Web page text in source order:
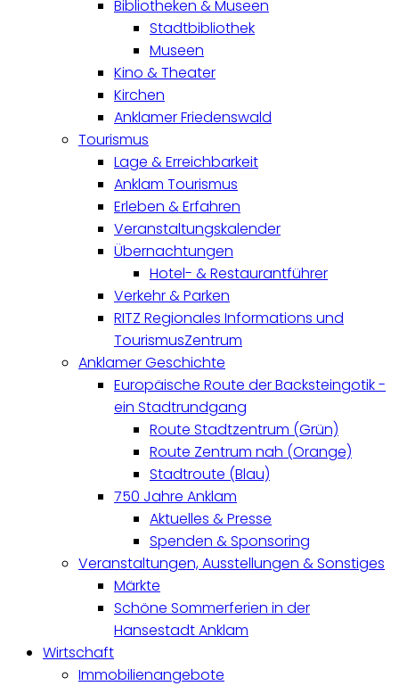
Bibliotheken & Museen
Stadtbibliothek
Museen
Kino & Theater
Kirchen
Anklamer Friedenswald
Tourismus
Lage & Erreichbarkeit
Anklam Tourismus
Erleben & Erfahren
Veranstaltungskalender
Übernachtungen
Hotel- & Restaurantführer
Verkehr & Parken
RITZ Regionales Informations und
TourismusZentrum
Anklamer Geschichte
Europäische Route der Backsteingotik -
ein Stadtrundgang
Route Stadtzentrum (Grün)
Route Zentrum nah (Orange)
Stadtroute (Blau)
750 Jahre Anklam
Aktuelles & Presse
Spenden & Sponsoring
Veranstaltungen, Ausstellungen & Sonstiges
Märkte
Schöne Sommerferien in der
Hansestadt Anklam
Wirtschaft
Immobilienangebote